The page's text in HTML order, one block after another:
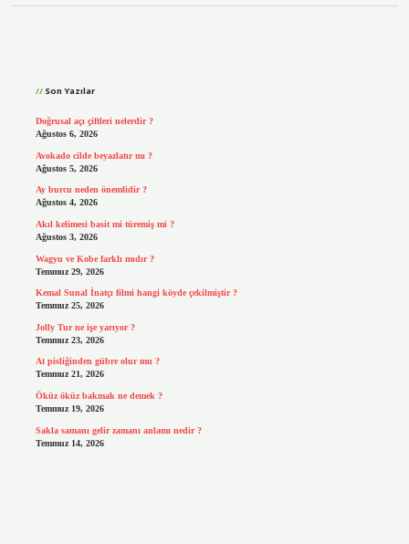
Son Yazılar
Doğrusal açı çiftleri nelerdir ?
Ağustos 6, 2026
Avokado cilde beyazlatır mı ?
Ağustos 5, 2026
Ay burcu neden önemlidir ?
Ağustos 4, 2026
Akıl kelimesi basit mi türemiş mi ?
Ağustos 3, 2026
Wagyu ve Kobe farklı mıdır ?
Temmuz 29, 2026
Kemal Sunal İnatçı filmi hangi köyde çekilmiştir ?
Temmuz 25, 2026
Jolly Tur ne işe yarıyor ?
Temmuz 23, 2026
At pisliğinden gübre olur mu ?
Temmuz 21, 2026
Öküz öküz bakmak ne demek ?
Temmuz 19, 2026
Sakla samanı gelir zamanı anlamı nedir ?
Temmuz 14, 2026